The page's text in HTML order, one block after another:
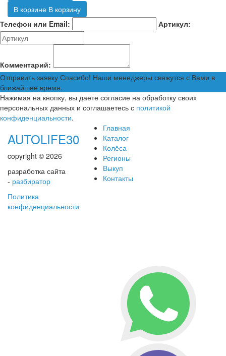
В корзине В корзину
Телефон или Email:
Артикул:
Комментарий:
Отправить заявку Спасибо! Наши менеджеры свяжутся с Вами в
ближайшее время.
Нажимая на кнопку, вы даете согласие на обработку своих
персональных данных и соглашаетесь с политикой
конфиденциальности.
AUTOLIFE30
copyright © 2026
разработка сайта
- разбиратор
Политика
конфиденциальности
Главная
Каталог
Колёса
Регионы
Выкуп
Контакты